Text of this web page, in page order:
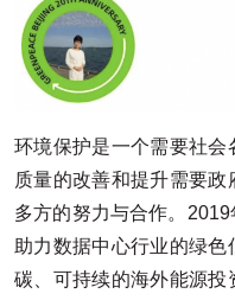
环境保护是一个需要社会
质量的改善和提升需要
多方的努力与合作。
助力数据中心行业的绿
碳、可持续的海外能源